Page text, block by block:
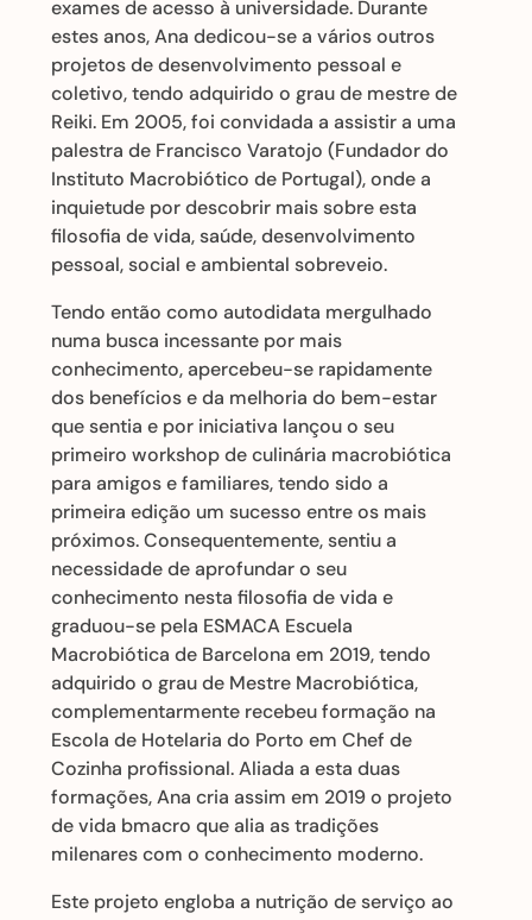
exames de acesso à universidade. Durante
estes anos, Ana dedicou-se a vários outros
projetos de desenvolvimento pessoal e
coletivo, tendo adquirido o grau de mestre de
Reiki. Em 2005, foi convidada a assistir a uma
palestra de Francisco Varatojo (Fundador do
Instituto Macrobiótico de Portugal), onde a
inquietude por descobrir mais sobre esta
filosofia de vida, saúde, desenvolvimento
pessoal, social e ambiental sobreveio.
Tendo então como autodidata mergulhado
numa busca incessante por mais
conhecimento, apercebeu-se rapidamente
dos benefícios e da melhoria do bem-estar
que sentia e por iniciativa lançou o seu
primeiro workshop de culinária macrobiótica
para amigos e familiares, tendo sido a
primeira edição um sucesso entre os mais
próximos. Consequentemente, sentiu a
necessidade de aprofundar o seu
conhecimento nesta filosofia de vida e
graduou-se pela ESMACA Escuela
Macrobiótica de Barcelona em 2019, tendo
adquirido o grau de Mestre Macrobiótica,
complementarmente recebeu formação na
Escola de Hotelaria do Porto em Chef de
Cozinha profissional. Aliada a esta duas
formações, Ana cria assim em 2019 o projeto
de vida bmacro que alia as tradições
milenares com o conhecimento moderno.
Este projeto engloba a nutrição de serviço ao